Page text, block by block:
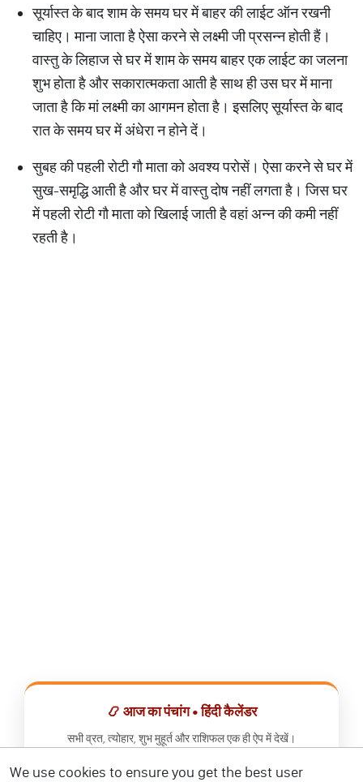
सूर्यास्त के बाद शाम के समय घर में बाहर की लाईट ऑन रखनी
चाहिए। माना जाता है ऐसा करने से लक्ष्मी जी प्रसन्न होती हैं।
वास्तु के लिहाज से घर में शाम के समय बाहर एक लाईट का जलना
शुभ होता है और सकारात्मकता आती है साथ ही उस घर में माना
जाता है कि मां लक्ष्मी का आगमन होता है। इसलिए सूर्यास्त के बाद
रात के समय घर में अंधेरा न होने दें।
सुबह की पहली रोटी गौ माता को अवश्य परोसें। ऐसा करने से घर में
सुख-समृद्धि आती है और घर में वास्तु दोष नहीं लगता है। जिस घर
में पहली रोटी गौ माता को खिलाई जाती है वहां अन्न की कमी नहीं
रहती है।
📿 आज का पंचांग • हिंदी कैलेंडर
सभी व्रत, त्योहार, शुभ मुहूर्त और राशिफल एक ही ऐप में देखें।
We use cookies to ensure you get the best user